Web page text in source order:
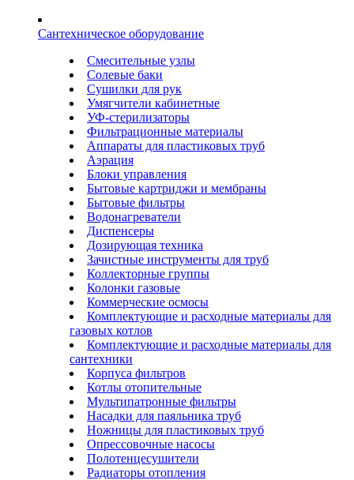
Сантехническое оборудование
Смесительные узлы
Солевые баки
Сушилки для рук
Умягчители кабинетные
УФ-стерилизаторы
Фильтрационные материалы
Аппараты для пластиковых труб
Аэрация
Блоки управления
Бытовые картриджи и мембраны
Бытовые фильтры
Водонагреватели
Диспенсеры
Дозирующая техника
Зачистные инструменты для труб
Коллекторные группы
Колонки газовые
Коммерческие осмосы
Комплектующие и расходные материалы для
газовых котлов
Комплектующие и расходные материалы для
сантехники
Корпуса фильтров
Котлы отопительные
Мультипатронные фильтры
Насадки для паяльника труб
Ножницы для пластиковых труб
Опрессовочные насосы
Полотенцесушители
Радиаторы отопления